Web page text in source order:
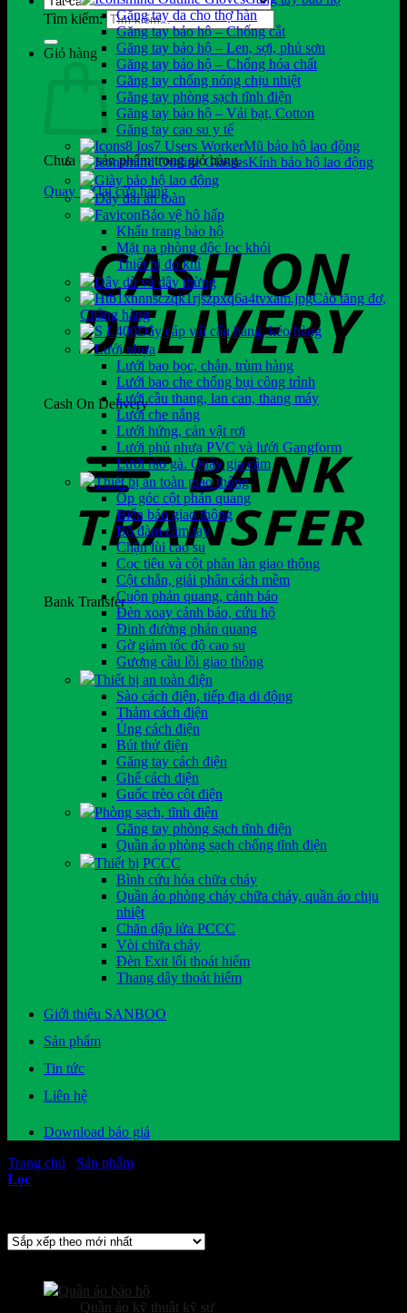
Tìm kiếm:
Giỏ hàng
Chưa có sản phẩm trong giỏ hàng.
Quay trở lại cửa hàng
Cash On Delivery
Bank Transfer
Găng tay da cho thợ hàn
Găng tay bảo hộ – Chống cắt
Găng tay bảo hộ – Len, sợi, phủ sơn
Găng tay bảo hộ – Chống hóa chất
Găng tay chống nóng chịu nhiệt
Găng tay phòng sạch tĩnh điện
Găng tay bảo hộ – Vải bạt, Cotton
Găng tay cao su y tế
Mũ bảo hộ lao động
Kính bảo hộ lao động
Giày bảo hộ lao động
Dây đai an toàn
Bảo vệ hô hấp
Khẩu trang bảo hộ
Mặt nạ phòng độc lọc khói
Thiết bị đo khí
Dây dù và dây thừng
Cảo tăng đơ,
Chằng hàng
Dây cáp vải cẩu hàng, kéo hàng
Lưới nhựa
Lưới bao bọc, chắn, trùm hàng
Lưới bao che chống bụi công trình
Lưới cầu thang, lan can, thang máy
Lưới che nắng
Lưới hứng, cản vật rơi
Lưới phủ nhựa PVC và lưới Gangform
Lưới rào gà. Quây gia cầm
Thiết bị an toàn giao thông
Ốp góc cột phản quang
Biển báo giao thông
Bộ đàm cầm tay
Chặn lùi cao su
Cọc tiêu và cột phân làn giao thông
Cột chắn, giải phân cách mềm
Cuộn phản quang, cảnh báo
Đèn xoay cảnh báo, cứu hộ
Đinh đường phản quang
Gờ giảm tốc độ cao su
Gương cầu lồi giao thông
Thiết bị an toàn điện
Sào cách điện, tiếp địa di động
Thảm cách điện
Ủng cách điện
Bút thử điện
Găng tay cách điện
Ghế cách điện
Guốc trèo cột điện
Phòng sạch, tĩnh điện
Găng tay phòng sạch tĩnh điện
Quần áo phòng sạch chống tĩnh điện
Thiết bị PCCC
Bình cứu hỏa chữa cháy
Quần áo phòng cháy chữa cháy, quần áo chịu
nhiệt
Chăn dập lửa PCCC
Vòi chữa cháy
Đèn Exit lối thoát hiểm
Thang dây thoát hiểm
Giới thiệu SANBOO
Sản phẩm
Tin tức
Liên hệ
Download báo giá
Trang chủ
Sản phẩm
Lọc
Quần áo bảo hộ
Quần áo kỹ thuật kỹ sư